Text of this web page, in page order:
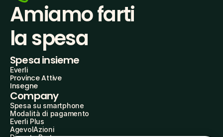
Amiamo farti
la spesa
Spesa insieme
Everli
Province Attive
Insegne
Company
Spesa su smartphone
Modalità di pagamento
Everli Plus
AgevolAzioni